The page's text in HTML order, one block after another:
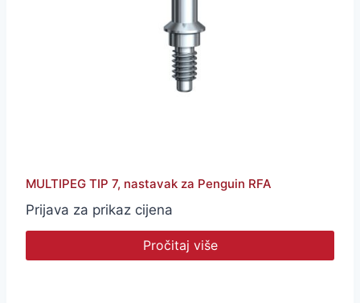
MULTIPEG TIP 7, nastavak za Penguin RFA
Prijava za prikaz cijena
Pročitaj više